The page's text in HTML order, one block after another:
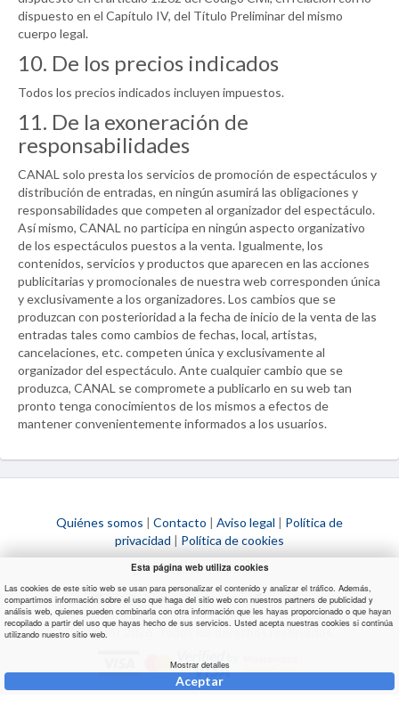
Esta página web utiliza cookies
Las cookies de este sitio web se usan para personalizar el contenido y analizar el tráfico. Además,
compartimos información sobre el uso que haga del sitio web con nuestros partners de publicidad y
análisis web, quienes pueden combinarla con otra información que les hayas proporcionado o que hayan
recopilado a partir del uso que hayas hecho de sus servicios. Usted acepta nuestras cookies si continúa
utilizando nuestro sitio web.
Mostrar detalles
Aceptar
dispuesto en el Capítulo IV, del Título Preliminar del mismo
cuerpo legal.
10. De los precios indicados
Todos los precios indicados incluyen impuestos.
11. De la exoneración de
responsabilidades
CANAL solo presta los servicios de promoción de espectáculos y
distribución de entradas, en ningún asumirá las obligaciones y
responsabilidades que competen al organizador del espectáculo.
Así mismo, CANAL no participa en ningún aspecto organizativo
de los espectáculos puestos a la venta. Igualmente, los
contenidos, servicios y productos que aparecen en las acciones
publicitarias y promocionales de nuestra web corresponden única
y exclusivamente a los organizadores. Los cambios que se
produzcan con posterioridad a la fecha de inicio de la venta de las
entradas tales como cambios de fechas, local, artistas,
cancelaciones, etc. competen única y exclusivamente al
organizador del espectáculo. Ante cualquier cambio que se
produzca, CANAL se compromete a publicarlo en su web tan
pronto tenga conocimientos de los mismos a efectos de
mantener convenientemente informados a los usuarios.
Quiénes somos | Contacto | Aviso legal | Política de
privacidad | Política de cookies
¿Necesitas ayuda?
info@ultimaentrada.com
Copyright 2026. Todos los derechos reservados.